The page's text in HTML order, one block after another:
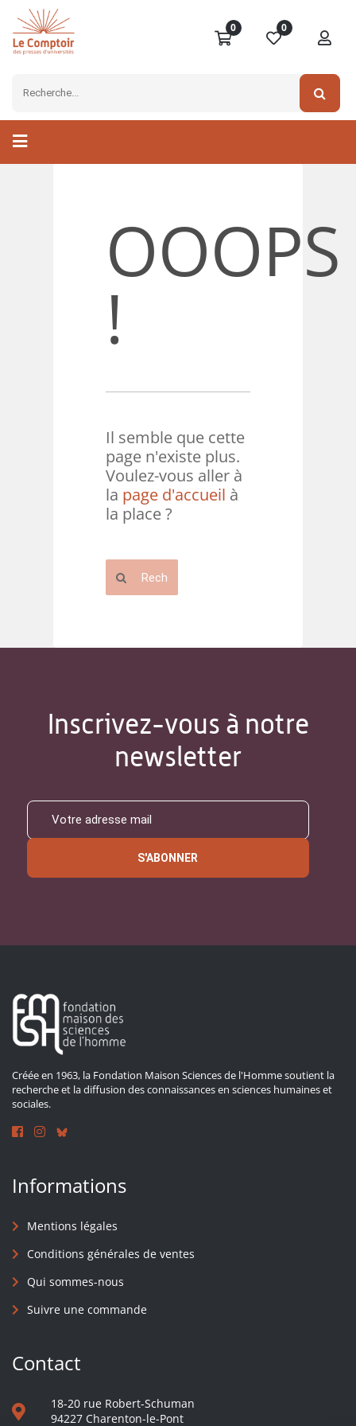
0 0
OOOPS
!
Il semble que cette
page n'existe plus.
Voulez-vous aller à
la page d'accueil à
la place ?
Inscrivez-vous à notre
newsletter
S'ABONNER
Créée en 1963, la Fondation Maison Sciences de l'Homme soutient la
recherche et la diffusion des connaissances en sciences humaines et
sociales.
Informations
Mentions légales
Conditions générales de ventes
Qui sommes-nous
Suivre une commande
Contact
18-20 rue Robert-Schuman
94227 Charenton-le-Pont